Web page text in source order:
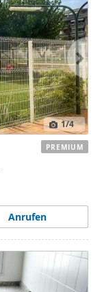
1/4
Anrufen
PREMIUM